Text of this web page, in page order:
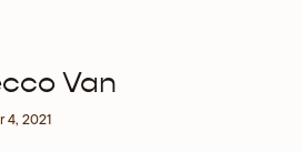
Van
4, 2021